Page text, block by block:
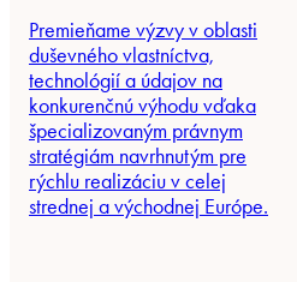
Premieňame výzvy v oblasti
duševného vlastníctva,
technológií a údajov na
konkurenčnú výhodu vďaka
špecializovaným právnym
stratégiám navrhnutým pre
rýchlu realizáciu v celej
strednej a východnej Európe.